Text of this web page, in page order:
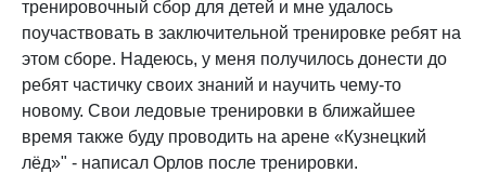
тренировочный сбор для детей и мне удалось
поучаствовать в заключительной тренировке ребят на
этом сборе. Надеюсь, у меня получилось донести до
ребят частичку своих знаний и научить чему-то
новому. Свои ледовые тренировки в ближайшее
время также буду проводить на арене «Кузнецкий
лёд»" - написал Орлов после тренировки.